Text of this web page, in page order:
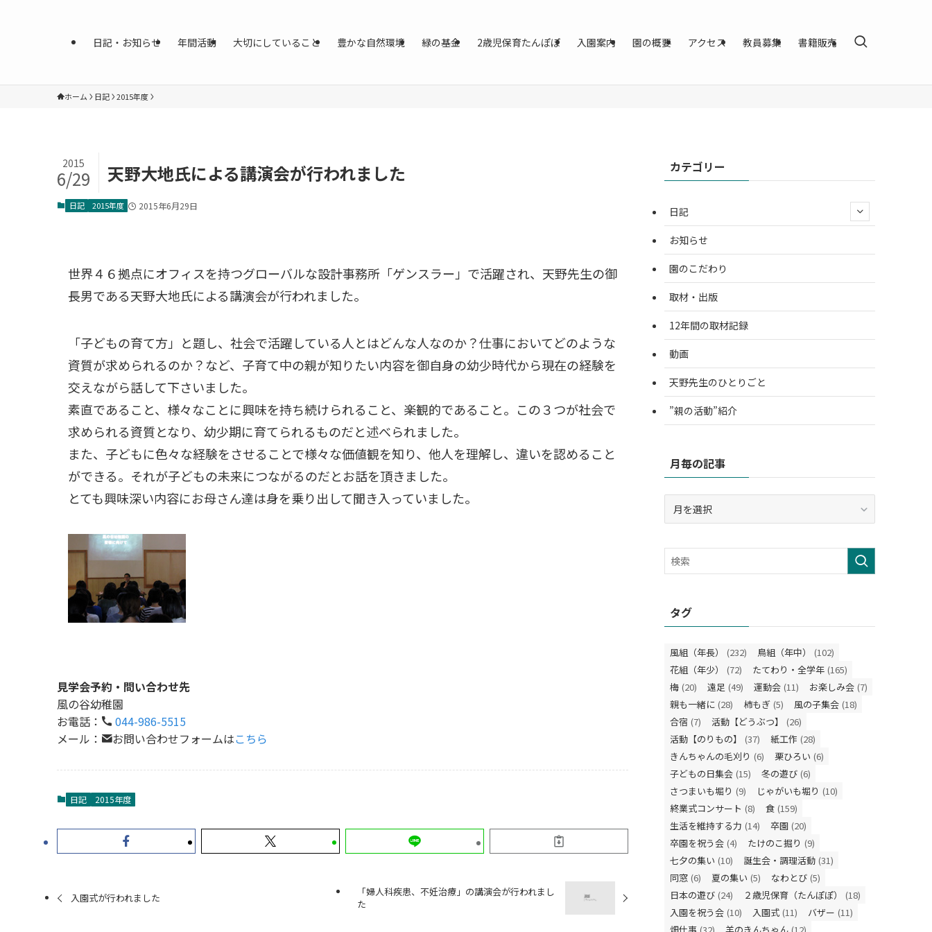
日記・お知らせ 年間活動 大切にしていること 豊かな自然環境 緑の基金 2歳児保育たんぽぽ 入園案内 園の概要 アクセス 教員募集 書籍販売
ホーム 日記 2015年度
天野大地氏による講演会が行われました
2015
6/29
日記 2015年度 2015年6月29日
世界４６拠点にオフィスを持つグローバルな設計事務所「ゲンスラー」で活躍され、天野先生の御
長男である天野大地氏による講演会が行われました。
「子どもの育て方」と題し、社会で活躍している人とはどんな人なのか？仕事においてどのような
資質が求められるのか？など、子育て中の親が知りたい内容を御自身の幼少時代から現在の経験を
交えながら話して下さいました。
素直であること、様々なことに興味を持ち続けられること、楽観的であること。この３つが社会で
求められる資質となり、幼少期に育てられるものだと述べられました。
また、子どもに色々な経験をさせることで様々な価値観を知り、他人を理解し、違いを認めること
ができる。それが子どもの未来につながるのだとお話を頂きました。
とても興味深い内容にお母さん達は身を乗り出して聞き入っていました。
見学会予約・問い合わせ先
風の谷幼稚園
お電話：
044-986-5515
メール：
お問い合わせフォームはこちら
日記 2015年度
入園式が行われました
「婦人科疾患、不妊治療」の講演会が行われまし
た
カテゴリー
日記
お知らせ
園のこだわり
取材・出版
12年間の取材記録
動画
天野先生のひとりごと
”親の活動”紹介
月毎の記事
記
事
タグ
風組（年長） (232) 鳥組（年中）
(102)
花組（年少）
(72) たてわり・全学年 (165)
梅 (20) 遠足 (49) 運動会 (11) お楽しみ会 (7)
親も一緒に (28) 柿もぎ (5) 風の子集会 (18)
合宿 (7) 活動【どうぶつ】
(26)
活動【のりもの】
(37) 紙工作 (28)
きんちゃんの毛刈り (6) 栗ひろい (6)
子どもの日集会 (15) 冬の遊び (6)
さつまいも堀り (9) じゃがいも堀り (10)
終業式コンサート (8) 食 (159)
生活を維持する力 (14) 卒園 (20)
卒園を祝う会 (4) たけのこ掘り (9)
七夕の集い (10) 誕生会・調理活動 (31)
同窓 (6) 夏の集い (5) なわとび (5)
日本の遊び (24) ２歳児保育（たんぽぽ）
(18)
入園を祝う会 (10) 入園式 (11) バザー (11)